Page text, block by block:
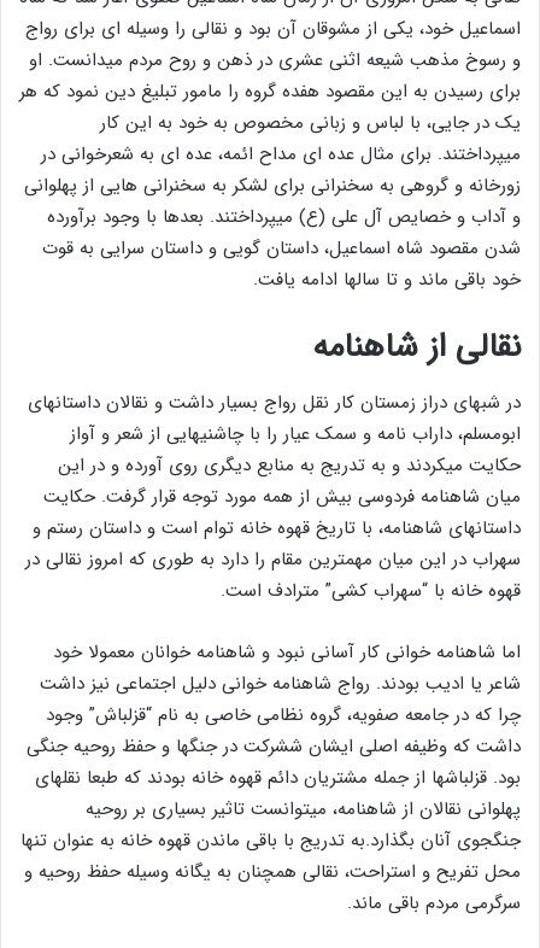
اسماعیل خود، یکی از مشوقان آن بود و نقالی را وسیله ای برای رواج
و رسوخ مذهب شیعه اثنی عشری در ذهن و روح مردم میدانست. او
برای رسیدن به این مقصود هفده گروه را مامور تبلیغ دین نمود که هر
یک در جایی، با لباس و زبانی مخصوص به خود به این کار
میپرداختند. برای مثال عده ای مداح ائمه، عده ای به شعرخوانی در
زورخانه و گروهی به سخنرانی برای لشکر به سخنرانی هایی از پهلوانی
و آداب و خصایص آل علی (ع) میپرداختند. بعدها با وجود برآورده
شدن مقصود شاه اسماعیل، داستان گویی و داستان سرایی به قوت
خود باقی ماند و تا سالها ادامه یافت.
نقالی از شاهنامه
در شبهای دراز زمستان کار نقل رواج بسیار داشت و نقالان داستانهای
ابومسلم، داراب نامه و سمک عیار را با چاشنیهایی از شعر و آواز
حکایت میکردند و به تدریج به منابع دیگری روی آورده و در این
میان شاهنامه فردوسی بیش از همه مورد توجه قرار گرفت. حکایت
داستانهای شاهنامه، با تاریخ قهوه خانه توام است و داستان رستم و
سهراب در این میان مهمترین مقام را دارد به طوری که امروز نقالی در
قهوه خانه با “سهراب کشی” مترادف است.
اما شاهنامه خوانی کار آسانی نبود و شاهنامه خوانان معمولا خود
شاعر یا ادیب بودند. رواج شاهنامه خوانی دلیل اجتماعی نیز داشت
چرا که در جامعه صفویه، گروه نظامی خاصی به نام “قزلباش” وجود
داشت که وظیفه اصلی ایشان ششرکت در جنگها و حفظ روحیه جنگی
بود. قزلباشها از جمله مشتریان دائم قهوه خانه بودند که طبعا نقلهای
پهلوانی نقالان از شاهنامه، میتوانست تاثیر بسیاری بر روحیه
جنگجوی آنان بگذارد.به تدریج با باقی ماندن قهوه خانه به عنوان تنها
محل تفریح و استراحت، نقالی همچنان به یگانه وسیله حفظ روحیه و
سرگرمی مردم باقی ماند.